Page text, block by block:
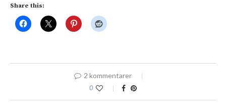
Share this:
2 kommentarer
0